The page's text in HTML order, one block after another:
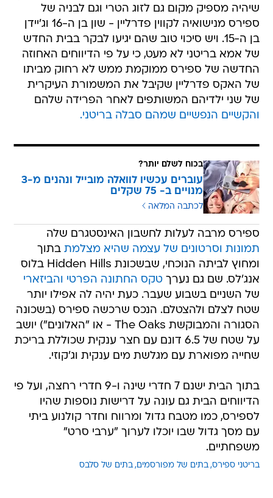
שיהיה מספיק מקום גם לזוג הטרי וגם לבניה של
ספירס מנישואיה לקווין פדרליין - שון בן ה-16 וג'יידן
בן ה-15. ויש סיכוי טוב שהם יגיעו לבקר בבית החדש
של אמא בריטני לא מעט, כי על פי הדיווחים האחוזה
החדשה של ספירס ממוקמת ממש לא רחוק מביתו
של האקס פדרליין שקיבל את המשמורת העיקרית
של שני ילדיהם המשותפים לאחר הפרידה שלהם
והקשיים הנפשיים שמהם סבלה בריטני.
בכוח לשלם יותר?
עוברים עכשיו לוואלה מובייל ונהנים מ-3
מנויים ב- 75 שקלים
לכתבה המלאה
ספירס מרבה לעלות לחשבון האינסטגרם שלה
תמונות וסרטונים של עצמה שהיא מצלמת בתוך
ומחוץ לביתה הנוכחי, שבשכונת Hidden Hills בלוס
אנג'לס. שם גם נערךטקס החתונה הפרטי והביזארי
של השניים בשבוע שעבר. כעת יהיה לה אפילו יותר
שטח לצלם ולהצטלם. הנכס שרכשה ספירס (בשכונה
הסגורה והמבוקשת The Oaks - או "האלונים") יושב
על שטח של 6.5 דונם עם חצר ענקית שכוללת בריכת
שחייה מפוארת עם מגלשת מים ענקית וג'קוזי.
בתוך הבית ישנם 7 חדרי שינה ו-9 חדרי רחצה, ועל פי
הדיווחים הבית גם עונה על דרישות נוספות שהיו
לספירס, כמו מטבח גדול ומרווח וחדר קולנוע ביתי
עם מסך גדול שבו יוכלו לערוך "ערבי סרט"
משפחתיים.
בריטני ספירס בתים של מפורסמים בתים של סלבס